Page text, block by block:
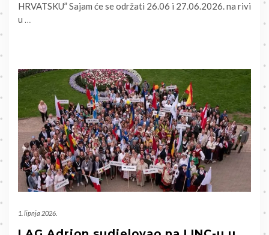
HRVATSKU” Sajam će se održati 26.06 i 27.06.2026. na rivi
u …
1. lipnja 2026.